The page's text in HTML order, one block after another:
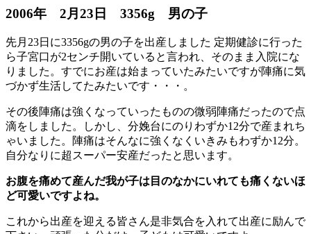
2006年 2月23日 3356g 男の子
先月23日に3356gの男の子を出産しました 定期健診に行った
ら子宮口が2センチ開いていると言われ、そのまま入院にな
りました。すでにお産は始まっていたみたいですが陣痛に気
づかず生活してたみたいです・・・。
その後陣痛は強くなっていったものの微弱陣痛だったので点
滴をしました。しかし、分娩台にのりわずか12分で産まれち
ゃいました。陣痛はそんなに強くなくいきみもわずか12分。
自分なりに超スーパー安産だったと思います。
お腹を痛めて産んだ我が子は目のなかにいれても痛くないほ
ど可愛いですよね。
これから出産を迎える皆さん是非気合を入れて出産に励んで